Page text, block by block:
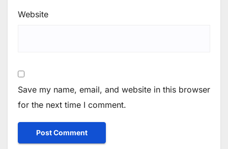
Website
Save my name, email, and website in this browser
for the next time I comment.